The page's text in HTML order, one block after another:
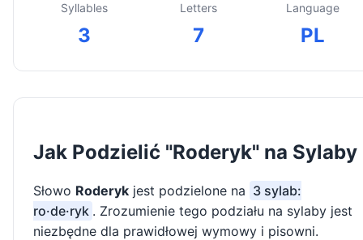
Syllables
3
Letters
7
Language
PL
Jak Podzielić "Roderyk" na Sylaby
Słowo Roderyk jest podzielone na 3 sylab:
ro·de·ryk . Zrozumienie tego podziału na sylaby jest
niezbędne dla prawidłowej wymowy i pisowni.